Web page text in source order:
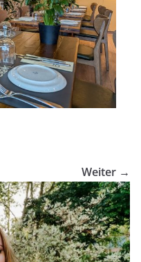
Weiter →